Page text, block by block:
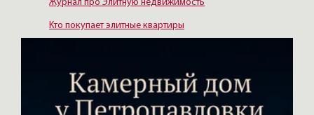
Журнал про Элитную недвижимость
Кто покупает элитные квартиры